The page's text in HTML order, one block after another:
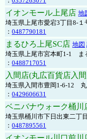
イオンモール上尾店 地
埼玉県上尾市愛宕3丁目8-
： 0487790181
まるひろ上尾SC店 地図
埼玉県上尾市宮本町1-1 ま
： 0488717051
入間店(丸広百貨店入
埼玉県入間市豊岡1-6-12
： 0429606631
ベニバナウォーク桶川
埼玉県桶川市下日出東二丁
： 0487895561